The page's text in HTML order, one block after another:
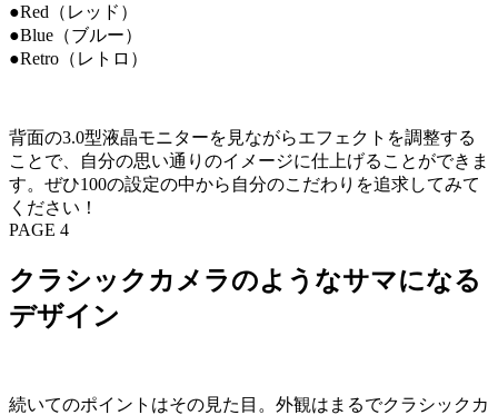
●Red（レッド）
●Blue（ブルー）
●Retro（レトロ）
背面の3.0型液晶モニターを見ながらエフェクトを調整する
ことで、自分の思い通りのイメージに仕上げることができま
す。ぜひ100の設定の中から自分のこだわりを追求してみて
ください！
PAGE 4
クラシックカメラのようなサマになる
デザイン
続いてのポイントはその見た目。外観はまるでクラシックカ